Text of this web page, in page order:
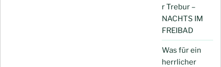
r Trebur –
NACHTS IM
FREIBAD
Was für ein
herrlicher